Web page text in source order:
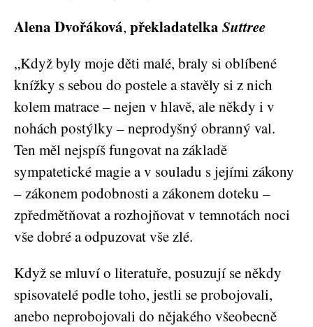
Alena Dvořáková, překladatelka Suttree
„Když byly moje děti malé, braly si oblíbené
knížky s sebou do postele a stavěly si z nich
kolem matrace – nejen v hlavě, ale někdy i v
nohách postýlky – neprodyšný obranný val.
Ten měl nejspíš fungovat na základě
sympatetické magie a v souladu s jejími zákony
– zákonem podobnosti a zákonem doteku –
zpředmětňovat a rozhojňovat v temnotách noci
vše dobré a odpuzovat vše zlé.
Když se mluví o literatuře, posuzují se někdy
spisovatelé podle toho, jestli se probojovali,
anebo neprobojovali do nějakého všeobecně